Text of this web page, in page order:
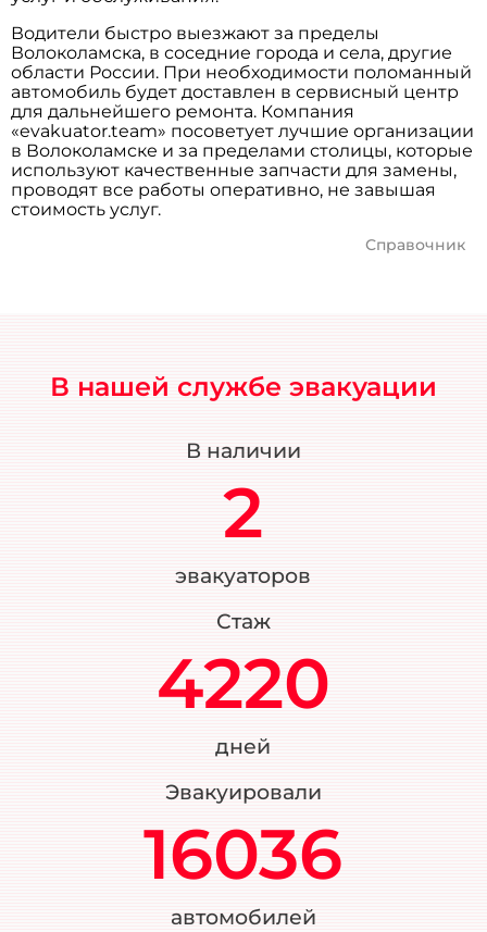
Водители быстро выезжают за пределы
Волоколамска, в соседние города и села, другие
области России. При необходимости поломанный
автомобиль будет доставлен в сервисный центр
для дальнейшего ремонта. Компания
«evakuator.team» посоветует лучшие организации
в Волоколамске и за пределами столицы, которые
используют качественные запчасти для замены,
проводят все работы оперативно, не завышая
стоимость услуг.
Справочник
В нашей службе эвакуации
В наличии
2
эвакуаторов
Стаж
4220
дней
Эвакуировали
16036
автомобилей